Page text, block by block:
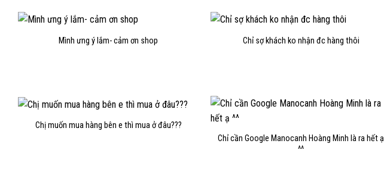
Mình ưng ý lắm- cảm ơn shop
Chỉ sợ khách ko nhận đc hàng thôi
Chị muốn mua hàng bên e thì mua ở đâu???
Chỉ cần Google Manocanh Hoàng Minh là ra hết ạ
^^